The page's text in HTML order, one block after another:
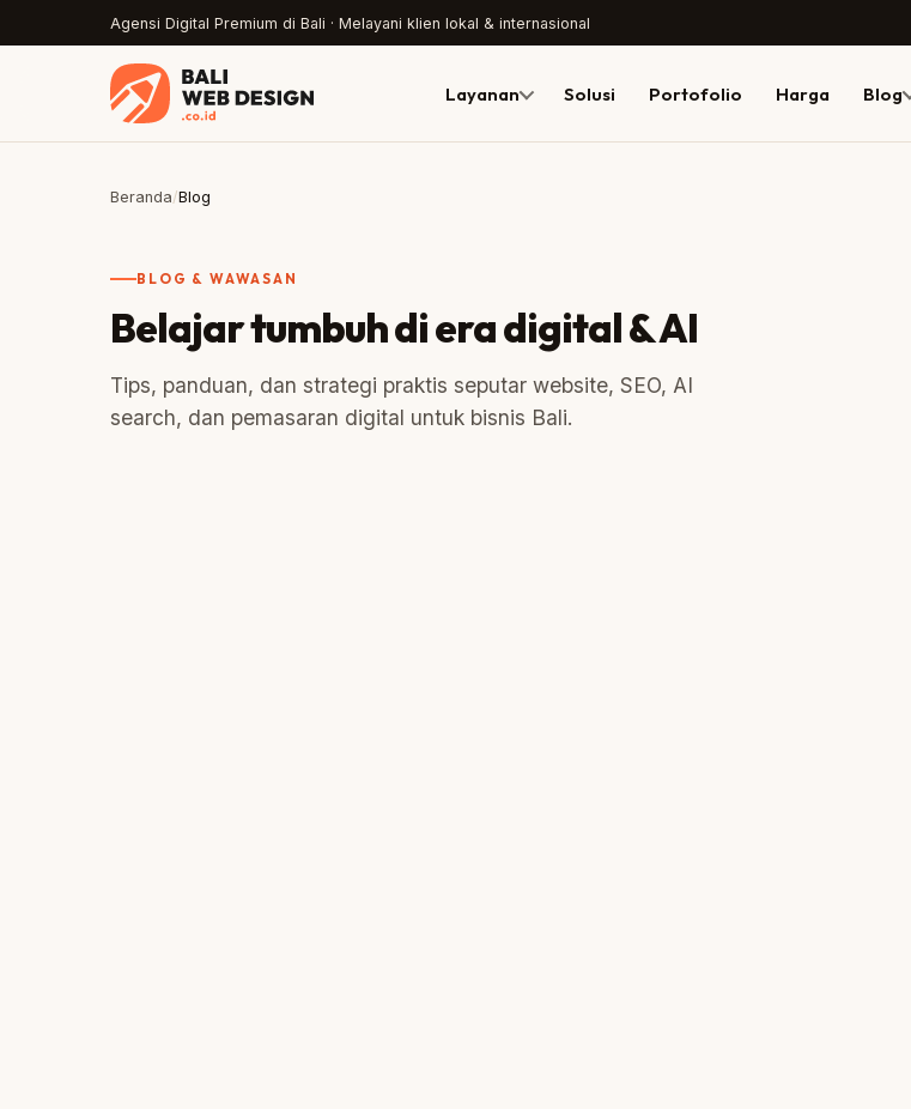
Agensi Digital Premium di Bali · Melayani klien lokal & internasional
Layanan Solusi Portofolio Harga Blog
Beranda/Blog
BLOG & WAWASAN
Belajar tumbuh di era digital & AI
Tips, panduan, dan strategi praktis seputar website, SEO, AI
search, dan pemasaran digital untuk bisnis Bali.